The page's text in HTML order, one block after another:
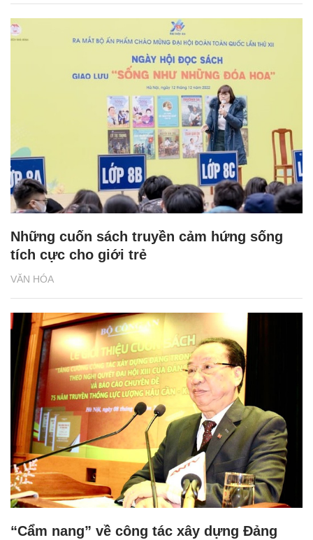
VĂN HÓA
Những cuốn sách truyền cảm hứng sống
tích cực cho giới trẻ
“Cẩm nang” về công tác xây dựng Đảng